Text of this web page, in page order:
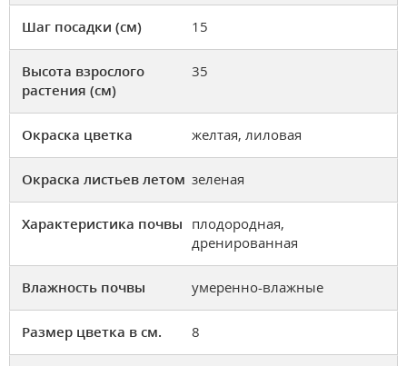
Шаг посадки (см) 15
Высота взрослого
растения (см)
35
Окраска цветка желтая, лиловая
Окраска листьев летом зеленая
Характеристика почвы плодородная,
дренированная
Влажность почвы умеренно-влажные
Размер цветка в см. 8